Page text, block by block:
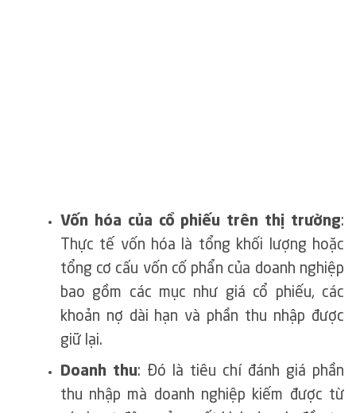
Vốn hóa của cổ phiếu trên thị trường:
Thực tế vốn hóa là tổng khối lượng hoặc
tổng cơ cấu vốn cố phẩn của doanh nghiệp
bao gồm các mục như giá cổ phiếu, các
khoản nợ dài hạn và phần thu nhập được
giữ lại.
Doanh thu: Đó là tiêu chí đánh giá phần
thu nhập mà doanh nghiệp kiếm được từ